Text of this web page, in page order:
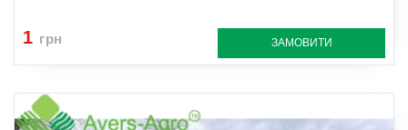
1 грн ЗАМОВИТИ